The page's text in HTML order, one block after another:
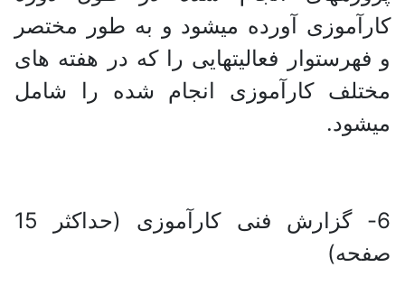
کارآموزی آورده می‎شود و به طور مختصر
و فهرست‎وار فعالیت‎هایی را که در هفته های
مختلف کارآموزی انجام شده را شامل
می‎شود.
6- گزارش فنی کارآموزی (حداکثر 15
صفحه)